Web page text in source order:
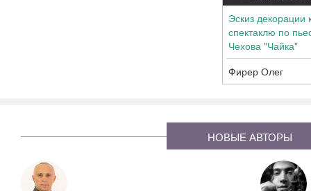
Эскиз декорации
спектаклю по
Чехова "Чайка"
Фирер Олег
НОВЫЕ АВТОРЫ